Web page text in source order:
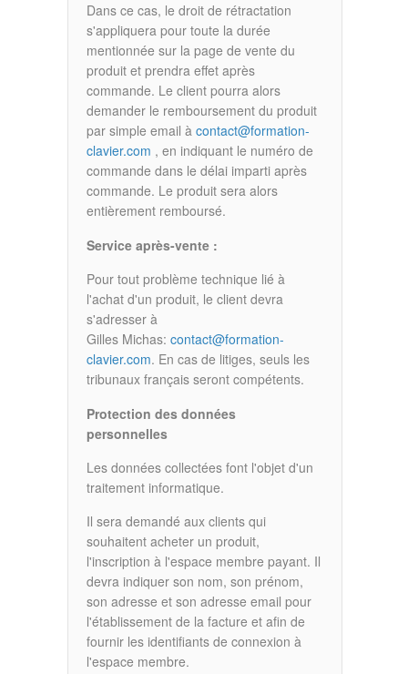
Dans ce cas, le droit de rétractation
s'appliquera pour toute la durée
mentionnée sur la page de vente du
produit et prendra effet après
commande. Le client pourra alors
demander le remboursement du produit
par simple email à contact@formation-
clavier.com , en indiquant le numéro de
commande dans le délai imparti après
commande. Le produit sera alors
entièrement remboursé.
Service après-vente :
Pour tout problème technique lié à
l'achat d'un produit, le client devra
s'adresser à
Gilles Michas: contact@formation-
clavier.com. En cas de litiges, seuls les
tribunaux français seront compétents.
Protection des données
personnelles
Les données collectées font l'objet d'un
traitement informatique.
Il sera demandé aux clients qui
souhaitent acheter un produit,
l'inscription à l'espace membre payant. Il
devra indiquer son nom, son prénom,
son adresse et son adresse email pour
l'établissement de la facture et afin de
fournir les identifiants de connexion à
l'espace membre.